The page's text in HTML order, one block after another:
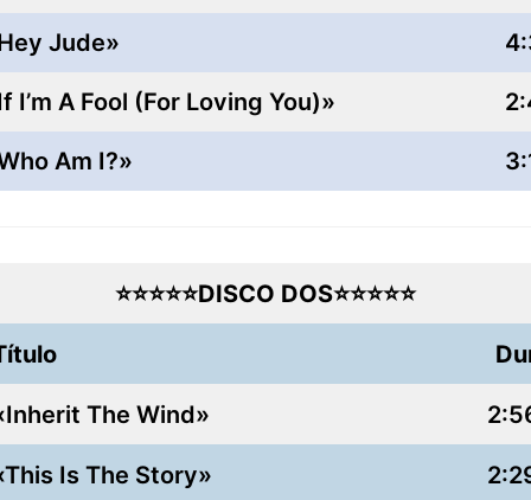
Jude»
I’m A Fool (For Loving You)»
Am I?»
⭐⭐⭐⭐⭐DISCO DOS⭐⭐⭐⭐⭐
The Wind»
Is The Story»